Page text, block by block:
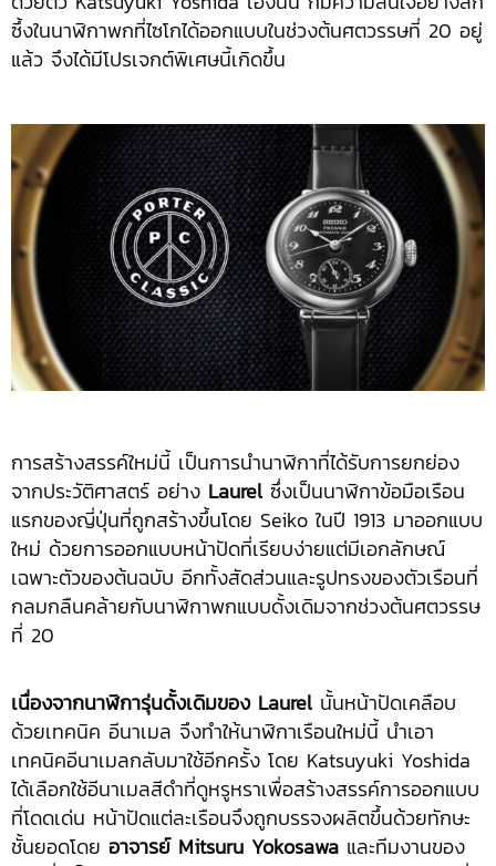
ซึ้งในนาฬิกาพกที่ไซโกได้ออกแบบในช่วงต้นศตวรรษที่ 20 อยู่
แล้ว จึงได้มีโปรเจกต์พิเศษนี้เกิดขึ้น
การสร้างสรรค์ใหม่นี้ เป็นการนำนาฬิกาที่ได้รับการยกย่อง
จากประวัติศาสตร์ อย่าง Laurel ซึ่งเป็นนาฬิกาข้อมือเรือน
แรกของญี่ปุ่นที่ถูกสร้างขึ้นโดย Seiko ในปี 1913 มาออกแบบ
ใหม่ ด้วยการออกแบบหน้าปัดที่เรียบง่ายแต่มีเอกลักษณ์
เฉพาะตัวของต้นฉบับ อีกทั้งสัดส่วนและรูปทรงของตัวเรือนที่
กลมกลืนคล้ายกับนาฬิกาพกแบบดั้งเดิมจากช่วงต้นศตวรรษ
ที่ 20
เนื่องจากนาฬิการุ่นดั้งเดิมของ Laurel นั้นหน้าปัดเคลือบ
ด้วยเทคนิค อีนาเมล จึงทำให้นาฬิกาเรือนใหม่นี้ นำเอา
เทคนิคอีนาเมลกลับมาใช้อีกครั้ง โดย Katsuyuki Yoshida
ได้เลือกใช้อีนาเมลสีดำที่ดูหรูหราเพื่อสร้างสรรค์การออกแบบ
ที่โดดเด่น หน้าปัดแต่ละเรือนจึงถูกบรรจงผลิตขึ้นด้วยทักษะ
ชั้นยอดโดย อาจารย์ Mitsuru Yokosawa และทีมงานของ